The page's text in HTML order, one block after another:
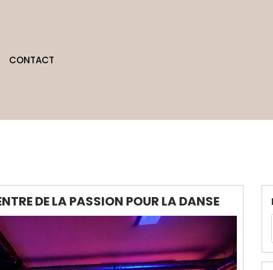
CONTACT
DE LA PASSION POUR LA DANSE